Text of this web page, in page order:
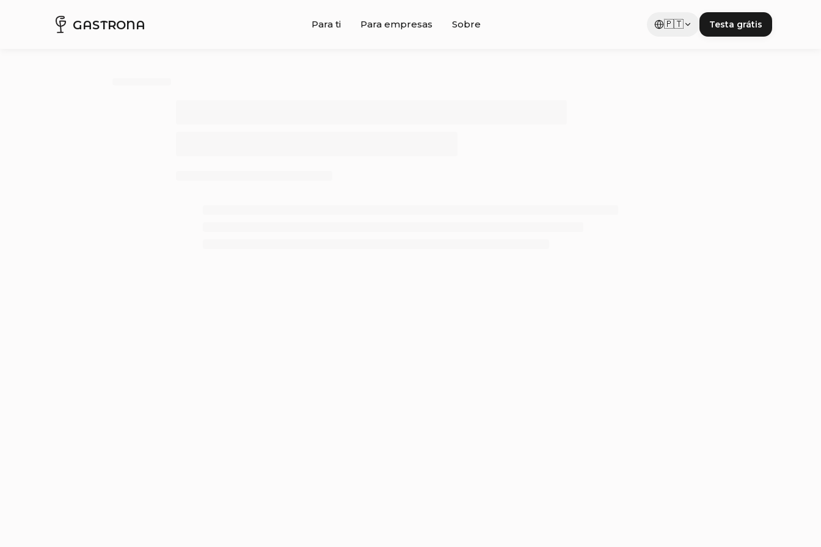
GASTRONA Para ti Para empresas Sobre 🇵🇹 Testa grátis